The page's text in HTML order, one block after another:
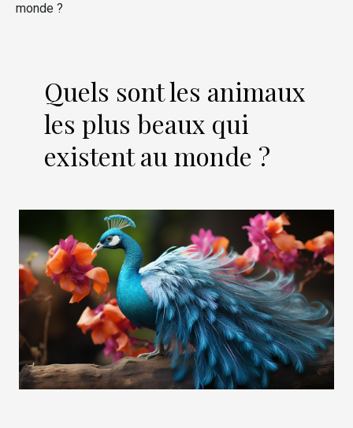
monde ?
Quels sont les animaux
les plus beaux qui
existent au monde ?